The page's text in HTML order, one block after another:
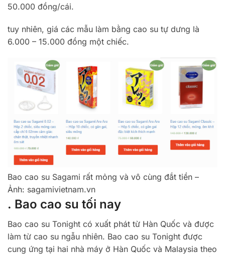
50.000 đồng/cái.
tuy nhiên, giá các mẫu làm bằng cao su tự dưng là
6.000 – 15.000 đồng một chiếc.
Bao cao su Sagami rất mỏng và vô cùng đắt tiền –
Ảnh: sagamivietnam.vn
. Bao cao su tối nay
Bao cao su Tonight có xuất phát từ Hàn Quốc và được
làm từ cao su ngẫu nhiên. Bao cao su Tonight được
cung ứng tại hai nhà máy ở Hàn Quốc và Malaysia theo